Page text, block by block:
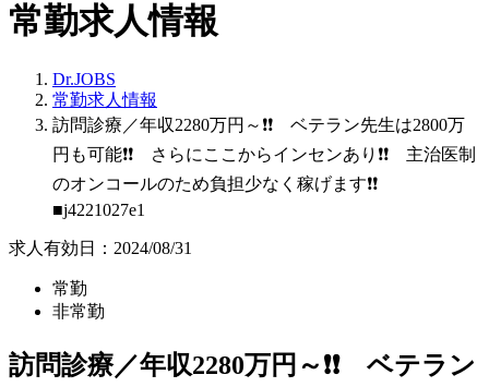
常勤求人情報
Dr.JOBS
常勤求人情報
訪問診療／年収2280万円～❗❗ ベテラン先生は2800万
円も可能❗❗ さらにここからインセンあり❗❗ 主治医制
のオンコールのため負担少なく稼げます❗❗
■j4221027e1
求人有効日：2024/08/31
常勤
非常勤
訪問診療／年収2280万円～❗❗ ベテラン